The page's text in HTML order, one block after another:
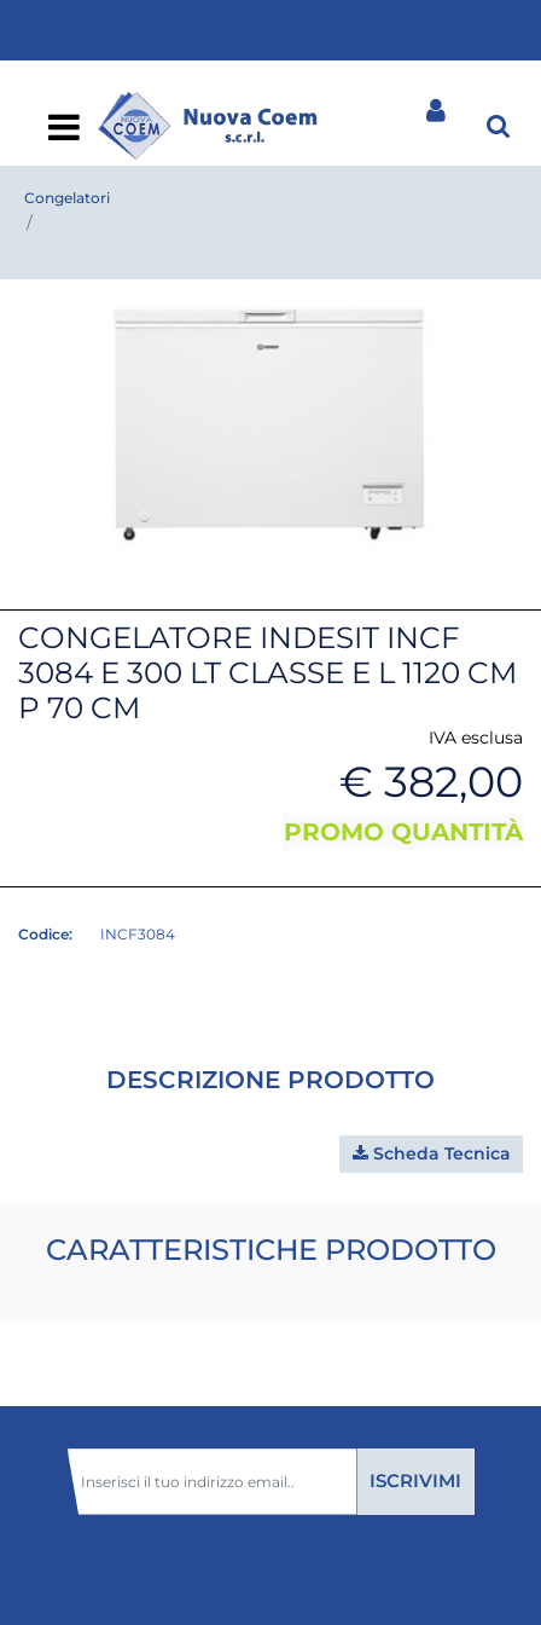
Open
Congelatori
CONGELATORE INDESIT INCF
3084 E 300 LT CLASSE E L 1120 CM
P 70 CM
IVA esclusa
€ 382,00
PROMO QUANTITÀ
Codice: INCF3084
DESCRIZIONE PRODOTTO
Scheda Tecnica
CARATTERISTICHE PRODOTTO